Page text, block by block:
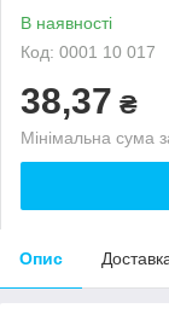
В наявності
Код: 0001 10 017
38,37 ₴
Мінімальна сума
Опис